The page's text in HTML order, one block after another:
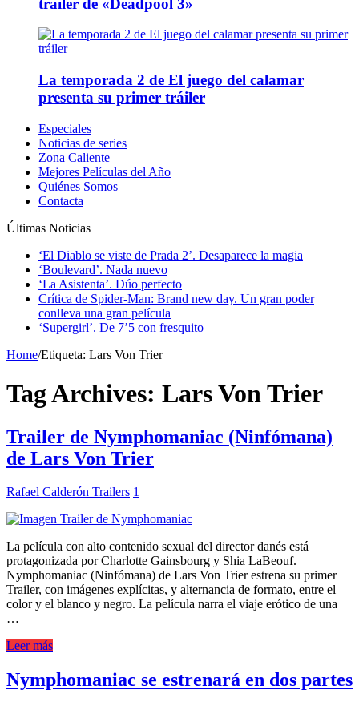
La temporada 2 de El juego del calamar
presenta su primer tráiler
Especiales
Noticias de series
Zona Caliente
Mejores Películas del Año
Quiénes Somos
Contacta
Últimas Noticias
‘El Diablo se viste de Prada 2’. Desaparece la magia
‘Boulevard’. Nada nuevo
‘La Asistenta’. Dúo perfecto
Crítica de Spider-Man: Brand new day. Un gran poder
conlleva una gran película
‘Supergirl’. De 7’5 con fresquito
Home/Etiqueta: Lars Von Trier
Tag Archives: Lars Von Trier
Trailer de Nymphomaniac (Ninfómana)
de Lars Von Trier
Rafael Calderón Trailers 1
La película con alto contenido sexual del director danés está
protagonizada por Charlotte Gainsbourg y Shia LaBeouf.
Nymphomaniac (Ninfómana) de Lars Von Trier estrena su primer
Trailer, con imágenes explícitas, y alternancia de formato, entre el
color y el blanco y negro. La película narra el viaje erótico de una
…
Leer más
Nymphomaniac se estrenará en dos partes